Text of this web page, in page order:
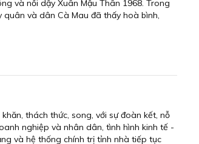
và nổi dậy Xuân Mậu Thân 1968. Trong
và dân Cà Mau đã thấy hoà bình,
thách thức, song, với sự đoàn kết, nỗ
nghiệp và nhân dân, tình hình kinh tế -
và hệ thống chính trị tỉnh nhà tiếp tục